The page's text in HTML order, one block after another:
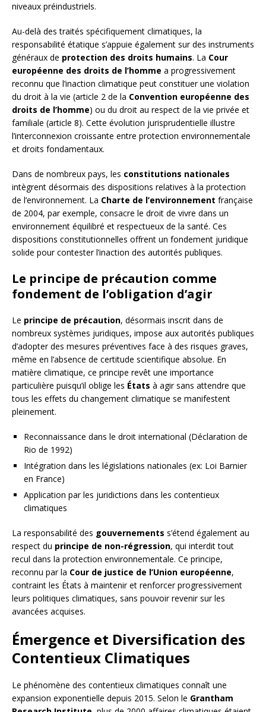
niveaux préindustriels.
Au-delà des traités spécifiquement climatiques, la
responsabilité étatique s’appuie également sur des instruments
généraux de protection des droits humains. La Cour
européenne des droits de l’homme a progressivement
reconnu que l’inaction climatique peut constituer une violation
du droit à la vie (article 2 de la Convention européenne des
droits de l’homme) ou du droit au respect de la vie privée et
familiale (article 8). Cette évolution jurisprudentielle illustre
l’interconnexion croissante entre protection environnementale
et droits fondamentaux.
Dans de nombreux pays, les constitutions nationales
intègrent désormais des dispositions relatives à la protection
de l’environnement. La Charte de l’environnement française
de 2004, par exemple, consacre le droit de vivre dans un
environnement équilibré et respectueux de la santé. Ces
dispositions constitutionnelles offrent un fondement juridique
solide pour contester l’inaction des autorités publiques.
Le principe de précaution comme
fondement de l’obligation d’agir
Le principe de précaution, désormais inscrit dans de
nombreux systèmes juridiques, impose aux autorités publiques
d’adopter des mesures préventives face à des risques graves,
même en l’absence de certitude scientifique absolue. En
matière climatique, ce principe revêt une importance
particulière puisqu’il oblige les États à agir sans attendre que
tous les effets du changement climatique se manifestent
pleinement.
Reconnaissance dans le droit international (Déclaration de
Rio de 1992)
Intégration dans les législations nationales (ex: Loi Barnier
en France)
Application par les juridictions dans les contentieux
climatiques
La responsabilité des gouvernements s’étend également au
respect du principe de non-régression, qui interdit tout
recul dans la protection environnementale. Ce principe,
reconnu par la Cour de justice de l’Union européenne,
contraint les États à maintenir et renforcer progressivement
leurs politiques climatiques, sans pouvoir revenir sur les
avancées acquises.
Émergence et Diversification des
Contentieux Climatiques
Le phénomène des contentieux climatiques connaît une
expansion exponentielle depuis 2015. Selon le Grantham